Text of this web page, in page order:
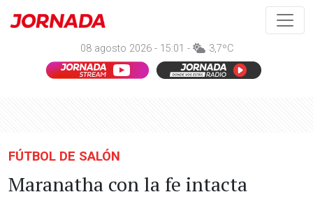
08 agosto 2026 - 15:01 - 3,7ºC
FÚTBOL DE SALÓN
Maranatha con la fe intacta